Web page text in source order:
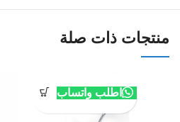
منتجات ذات صلة
اطلب واتساب